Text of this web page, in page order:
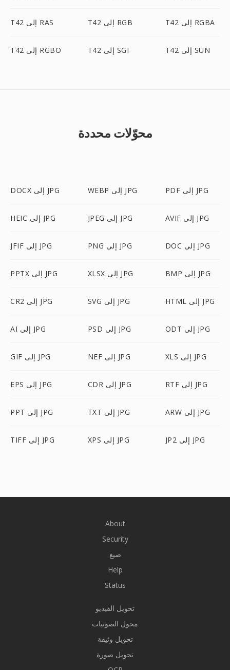
T42 إلى RAS T42 إلى RGB T42 إلى RGBA
T42 إلى RGBO T42 إلى SGI T42 إلى SUN
محوّلات محددة
DOCX إلى JPG WEBP إلى JPG PDF إلى JPG
HEIC إلى JPG JPEG إلى JPG AVIF إلى JPG
JFIF إلى JPG PNG إلى JPG DOC إلى JPG
PPTX إلى JPG XLSX إلى JPG BMP إلى JPG
CR2 إلى JPG SVG إلى JPG HTML إلى JPG
AI إلى JPG PSD إلى JPG ODT إلى JPG
GIF إلى JPG NEF إلى JPG XLS إلى JPG
EPS إلى JPG CDR إلى JPG RTF إلى JPG
PPT إلى JPG TXT إلى JPG ARW إلى JPG
TIFF إلى JPG XPS إلى JPG JP2 إلى JPG
About
Security
صيغ
Help
Status
تحويل الفيديو
محول الصوتيات
تحويل وثيقة
تحويل صورة